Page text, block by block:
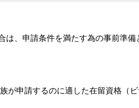
、申請条件を満たす為の事前準備
が申請するのに適した在留資格（